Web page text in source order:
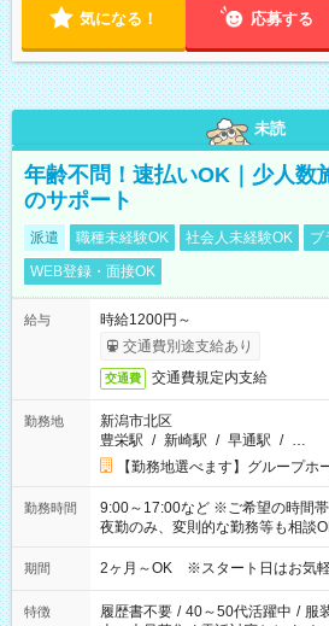
気になる！ 応募する
未読
年齢不問！速払いOK｜少人数
のサポート
派遣 職種未経験OK 社会人未経験OK
ブ
WEB登録・面接OK
給与
時給1200円～
交通費別途支給あり
交通費 交通費規定内支給
勤務地
新潟市北区
豊栄駅 / 新崎駅 / 早通駅 / …
【勤務地選べます】グループホ
勤務時間
9:00～17:00など ※ご希望の時間帯をご相談ください。 ※日勤、
夜勤のみ、変則的な勤務等も相談
期間 2ヶ月～OK ※スタート日はお気軽
特徴 履歴書不要 / 40～50代活躍中 / 服